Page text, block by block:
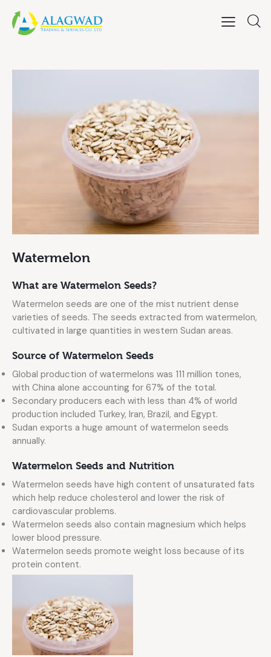
Watermelon
What are Watermelon Seeds?
Watermelon seeds are one of the mist nutrient dense
varieties of seeds. The seeds extracted from watermelon,
cultivated in large quantities in western Sudan areas.
Source of Watermelon Seeds
Global production of watermelons was 111 million tones,
with China alone accounting for 67% of the total.
Secondary producers each with less than 4% of world
production included Turkey, Iran, Brazil, and Egypt.
Sudan exports a huge amount of watermelon seeds
annually.
Watermelon Seeds and Nutrition
Watermelon seeds have high content of unsaturated fats
which help reduce cholesterol and lower the risk of
cardiovascular problems.
Watermelon seeds also contain magnesium which helps
lower blood pressure.
Watermelon seeds promote weight loss because of its
protein content.